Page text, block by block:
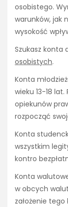
osobistego.
warunków, jak
wysokość
Szukasz konta
osobistych.
Konta
wieku 13-18
opiekunów
rozpocząć
Konta
wszystkim
kontro
Konta
w obcych
założenie